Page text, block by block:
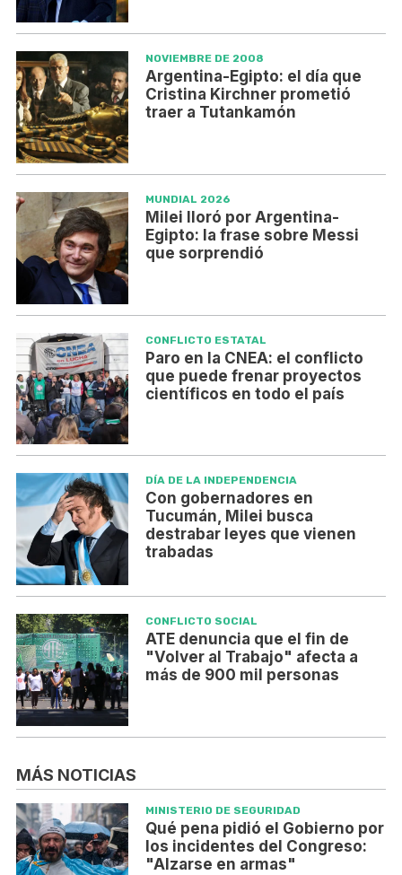
NOVIEMBRE DE 2008
Argentina-Egipto: el día que
Cristina Kirchner prometió
traer a Tutankamón
MUNDIAL 2026
Milei lloró por Argentina-
Egipto: la frase sobre Messi
que sorprendió
CONFLICTO ESTATAL
Paro en la CNEA: el conflicto
que puede frenar proyectos
científicos en todo el país
DÍA DE LA INDEPENDENCIA
Con gobernadores en
Tucumán, Milei busca
destrabar leyes que vienen
trabadas
CONFLICTO SOCIAL
ATE denuncia que el fin de
"Volver al Trabajo" afecta a
más de 900 mil personas
MÁS NOTICIAS
MINISTERIO DE SEGURIDAD
Qué pena pidió el Gobierno por
los incidentes del Congreso:
"Alzarse en armas"